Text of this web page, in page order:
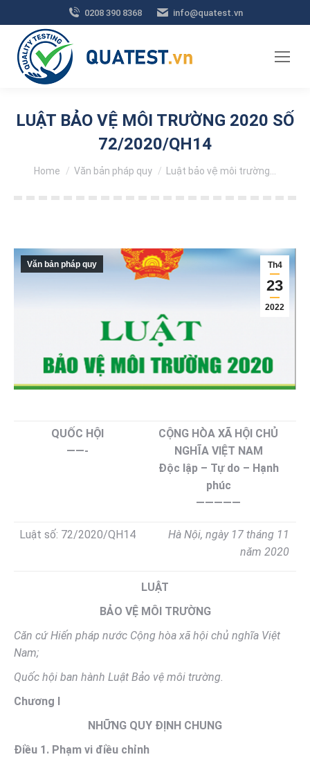
0208 390 8368 info@quatest.vn
LUẬT BẢO VỆ MÔI TRƯỜNG 2020 SỐ
72/2020/QH14
You are here:
Home Văn bản pháp quy Luật bảo vệ môi trường…
Th4
23
2022
Văn bản pháp quy
QUỐC HỘI
——-
CỘNG HÒA XÃ HỘI CHỦ
NGHĨA VIỆT NAM
Độc lập – Tự do – Hạnh
phúc
—————
Luật số: 72/2020/QH14
Hà Nội, ngày 17 tháng 11
năm 2020
LUẬT
BẢO VỆ MÔI TRƯỜNG
Căn cứ Hiến pháp nước Cộng hòa xã hội chủ nghĩa Việt
Nam;
Quốc hội ban hành Luật Bảo vệ môi trường.
Chương I
NHỮNG QUY ĐỊNH CHUNG
Điều 1. Phạm vi điều chỉnh